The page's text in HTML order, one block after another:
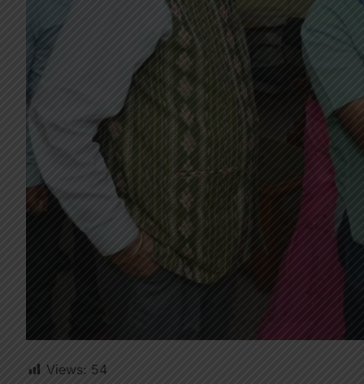
Views: 54